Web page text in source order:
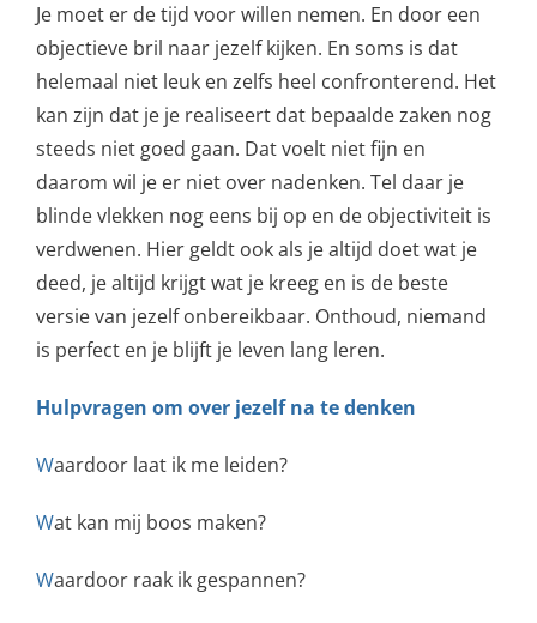
Je moet er de tijd voor willen nemen. En door een
objectieve bril naar jezelf kijken. En soms is dat
helemaal niet leuk en zelfs heel confronterend. Het
kan zijn dat je je realiseert dat bepaalde zaken nog
steeds niet goed gaan. Dat voelt niet fijn en
daarom wil je er niet over nadenken. Tel daar je
blinde vlekken nog eens bij op en de objectiviteit is
verdwenen. Hier geldt ook als je altijd doet wat je
deed, je altijd krijgt wat je kreeg en is de beste
versie van jezelf onbereikbaar. Onthoud, niemand
is perfect en je blijft je leven lang leren.
Hulpvragen om over jezelf na te denken
Waardoor laat ik me leiden?
Wat kan mij boos maken?
Waardoor raak ik gespannen?